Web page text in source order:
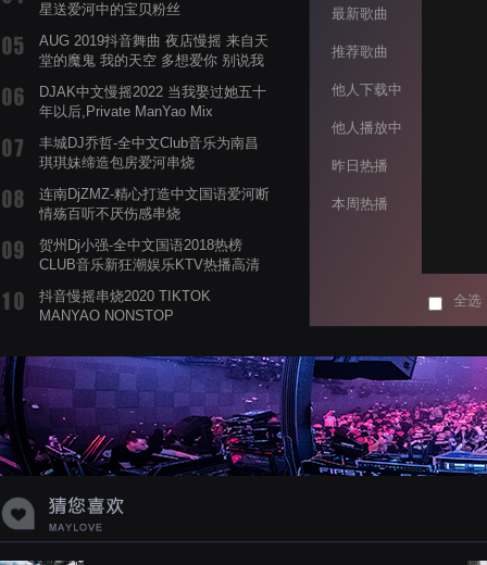
星送爱河中的宝贝粉丝
AUG 2019抖音舞曲 夜店慢摇 来自天
堂的魔鬼 我的天空 多想爱你 别说我
DJAK中文慢摇2022 当我娶过她五十
年以后,Private ManYao Mix
丰城DJ乔哲-全中文Club音乐为南昌
琪琪妹缔造包房爱河串烧
连南DjZMZ-精心打造中文国语爱河断
情殇百听不厌伤感串烧
贺州Dj小强-全中文国语2018热榜
CLUB音乐新狂潮娱乐KTV热播高清
抖音慢摇串烧2020 TIKTOK
MANYAO NONSTOP
蝉爸爸妈妈爱存在夏天的风是想你的
声音啊
最新歌曲
推荐歌曲
他人下载中
他人播放中
昨日热播
本周热播
全选